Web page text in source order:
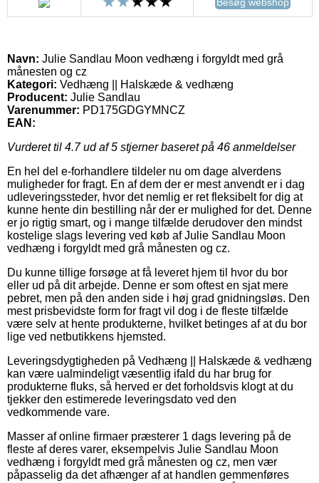
Navn: Julie Sandlau Moon vedhæng i forgyldt med grå
månesten og cz
Kategori: Vedhæng || Halskæde & vedhæng
Producent: Julie Sandlau
Varenummer: PD175GDGYMNCZ
EAN:
Vurderet til 4.7ud af 5 stjerner baseret på 46 anmeldelser
En hel del e-forhandlere tildeler nu om dage alverdens
muligheder for fragt. En af dem der er mest anvendt er i dag
udleveringssteder, hvor det nemlig er ret fleksibelt for dig at
kunne hente din bestilling når der er mulighed for det. Denne
er jo rigtig smart, og i mange tilfælde derudover den mindst
kostelige slags levering ved køb af Julie Sandlau Moon
vedhæng i forgyldt med grå månesten og cz.
Du kunne tillige forsøge at få leveret hjem til hvor du bor
eller ud på dit arbejde. Denne er som oftest en sjat mere
pebret, men på den anden side i høj grad gnidningsløs. Den
mest prisbevidste form for fragt vil dog i de fleste tilfælde
være selv at hente produkterne, hvilket betinges af at du bor
lige ved netbutikkens hjemsted.
Leveringsdygtigheden på Vedhæng || Halskæde & vedhæng
kan være ualmindeligt væsentlig ifald du har brug for
produkterne fluks, så herved er det forholdsvis klogt at du
tjekker den estimerede leveringsdato ved den
vedkommende vare.
Masser af online firmaer præsterer 1 dags levering på de
fleste af deres varer, eksempelvis Julie Sandlau Moon
vedhæng i forgyldt med grå månesten og cz, men vær
påpasselig da det afhænger af at handlen gemmenføres